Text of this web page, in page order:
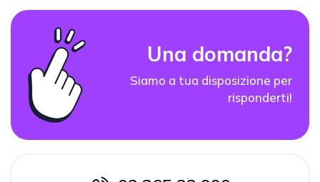
Una domanda?
Siamo a tua disposizione per
risponderti!